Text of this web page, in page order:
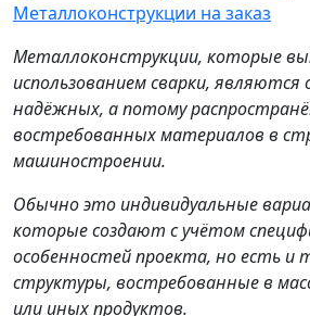
Металлоконструкции на заказ
Металлоконструкции, которые
использованием сварки, являются
надёжных, а потому
востребованных материалов в
машиностроении.
Обычно это индивидуальные
которые создают с учётом
особенностей проекта, но есть и
структуры, востребованные в
или иных продуктов.